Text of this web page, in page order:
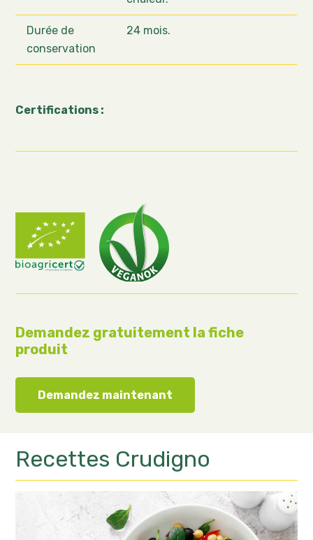
Durée de
conservation
24 mois.
Certifications :
Demandez gratuitement la fiche
produit
Demandez maintenant
Recettes Crudigno